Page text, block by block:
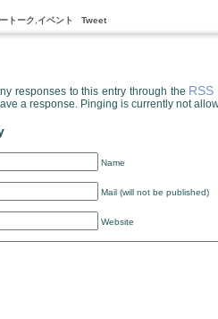
トーク イベント Tweet
responses to this entry through the RSS
a response. Pinging is currently not
Name
Mail (will not be published)
Website